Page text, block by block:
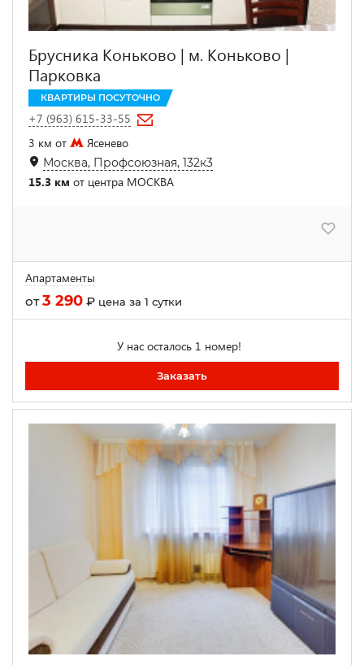
Брусника Коньково | м. Коньково |
Парковка
КВАРТИРЫ ПОСУТОЧНО
+7 (963) 615-33-55
3 км от
Ясенево
Москва, Профсоюзная, 132к3
15.3 км от центра МОСКВА
Апартаменты
от3 290 ₽ цена за 1 сутки
У нас осталось 1 номер!
Заказать